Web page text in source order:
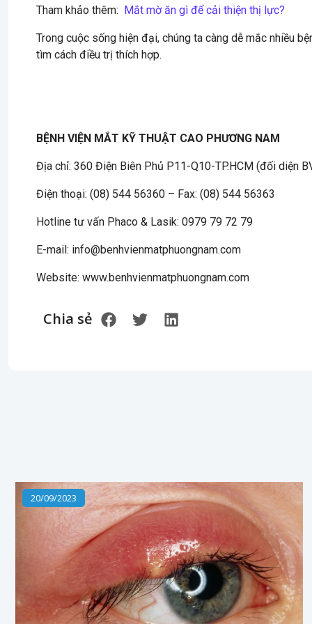
Tham khảo thêm: Mắt mờ ăn gì để cải thiện thị lực?
Trong cuộc sống hiện đại, chúng ta càng dễ mắc nhiều
tìm cách điều trị thích hợp.
BỆNH VIỆN MẮT KỸ THUẬT CAO PHƯƠNG NAM
Địa chỉ: 360 Điện Biên Phủ P11-Q10-TP.HCM (đối diện
Điện thoại: (08) 544 56360 – Fax: (08) 544 56363
Hotline tư vấn Phaco & Lasik: 0979 79 72 79
E-mail: info@benhvienmatphuongnam.com
Website: www.benhvienmatphuongnam.com
Chia sẻ
20/09/2023